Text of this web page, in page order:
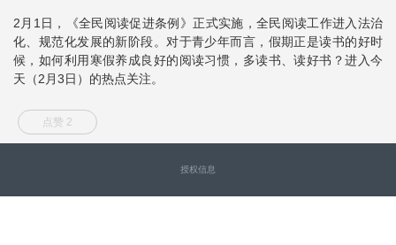
2月1日，《全民阅读促进条例》正式实施，全民阅读工作进入法治
化、规范化发展的新阶段。对于青少年而言，假期正是读书的好时
候，如何利用寒假养成良好的阅读习惯，多读书、读好书？进入今
天（2月3日）的热点关注。
点赞 2
授权信息